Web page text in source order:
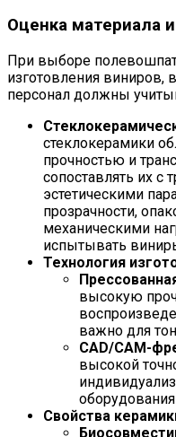
Оценка материала
При выборе
изготовления виниров,
персонал должны
стеклокерамики
прочностью и
сопоставлять их с
эстетическими
прозрачности,
механическими
испытывать
Технология
высокую
важно для
CAD/CAM-
высокой
Свойства